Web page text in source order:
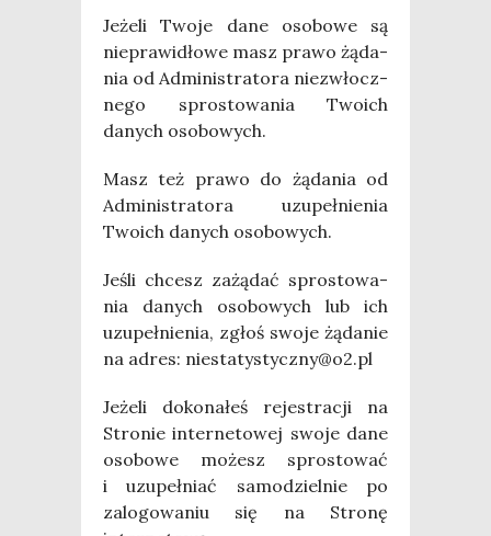
Jeże­li Two­je dane oso­bo­we są
nie­pra­wi­dło­we masz pra­wo żąda­
nia od Admi­ni­stra­to­ra nie­zwłocz­
ne­go spro­sto­wa­nia Two­ich
danych osobowych.
Masz też pra­wo do żąda­nia od
Admi­ni­stra­to­ra uzu­peł­nie­nia
Two­ich danych osobowych.
Jeśli chcesz zażą­dać spro­sto­wa­
nia danych oso­bo­wych lub ich
uzu­peł­nie­nia, zgłoś swo­je żąda­nie
na adres: niestatystyczny@o2.pl
Jeże­li doko­na­łeś reje­stra­cji na
Stro­nie inter­ne­to­wej swo­je dane
oso­bo­we możesz spro­sto­wać
i uzu­peł­niać samo­dziel­nie po
zalo­go­wa­niu się na Stro­nę